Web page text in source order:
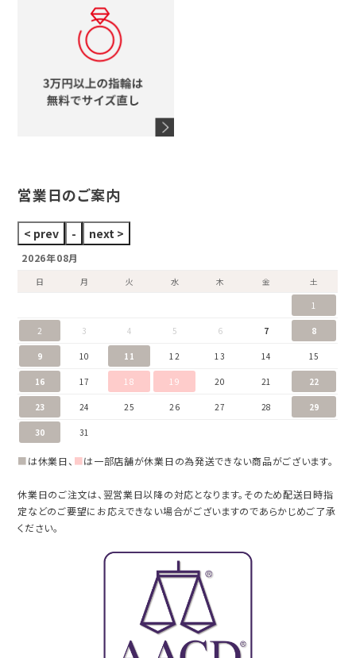
スタージュエリー
ウノアエレ
タグホイヤー
営業日のご案内
2026年08月
日 月 火 水 木 金
土
1
2 3 4 5 6 7 8
9 10 11 12 13 14 15
16 17 18 19 20 21 22
23 24 25 26 27 28 29
30 31
■は休業日、 ■は一部店舗が休業日の為発送できない商品がございます。
休業日のご注文は、翌営業日以降の対応となります。そのため配送日時指
定などのご要望にお応えできない場合がございますのであらかじめご了承
ください。